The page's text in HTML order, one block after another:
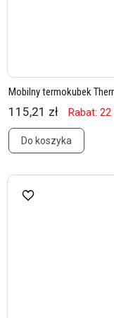
Mobilny termokubek
115,21 zł Rabat: 22
Do koszyka